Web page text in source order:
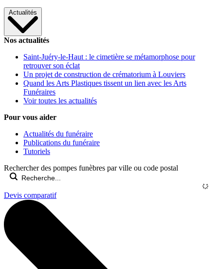
Actualités
Nos actualités
Saint-Juéry-le-Haut : le cimetière se métamorphose pour
retrouver son éclat
Un projet de construction de crématorium à Louviers
Quand les Arts Plastiques tissent un lien avec les Arts
Funéraires
Voir toutes les actualités
Pour vous aider
Actualités du funéraire
Publications du funéraire
Tutoriels
Rechercher des pompes funèbres par ville ou code postal
Devis comparatif